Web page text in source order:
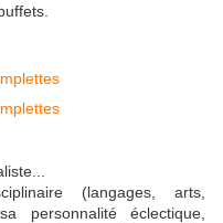
(langages, arts,
personnalité éclectique,